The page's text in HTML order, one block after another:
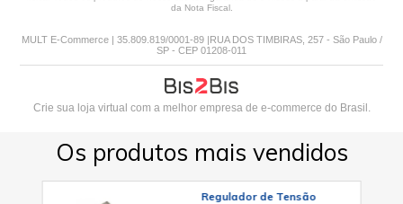
da Nota Fiscal.
MULT E-Commerce | 35.809.819/0001-89 |RUA DOS TIMBIRAS, 257 - São Paulo /
SP - CEP 01208-011
Crie sua loja virtual com a melhor empresa de e-commerce do Brasil.
Os produtos mais vendidos
Regulador de Tensão